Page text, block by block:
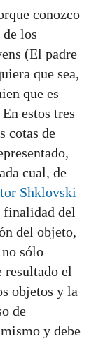
conozco
los
(El padre
que sea,
que es
estos tres
cotas de
cual, de
Shklovski
finalidad del
del objeto,
sólo
resultado el
objetos y la
de
y debe